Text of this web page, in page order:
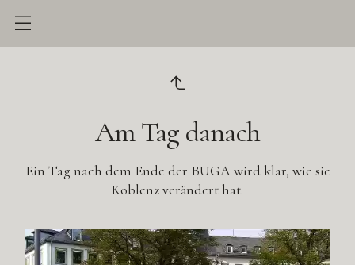
Am Tag danach
Ein Tag nach dem Ende der BUGA wird klar, wie sie
Koblenz verändert hat.